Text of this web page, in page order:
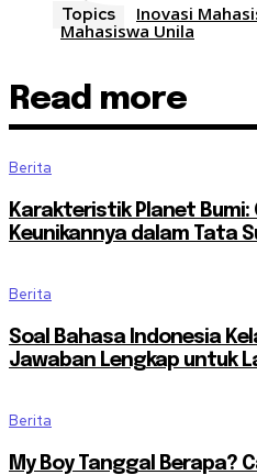
Topics Inovasi
Mahasiswa Unila
Read more
Berita
Karakteristik Planet Bumi:
Keunikannya dalam Tata
Berita
Soal Bahasa Indonesia
Jawaban Lengkap untuk
Berita
My Boy Tanggal Berapa?